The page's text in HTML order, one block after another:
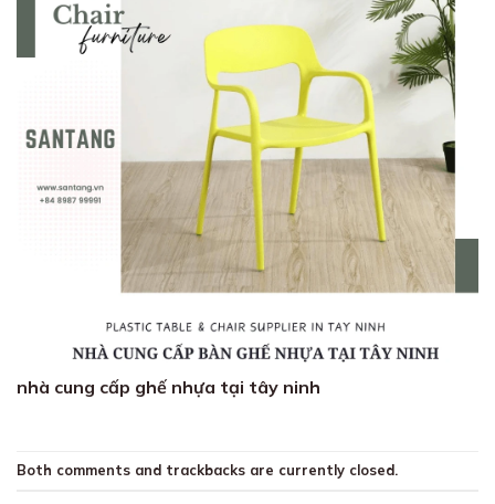
nhà cung cấp ghế nhựa tại tây ninh
Both comments and trackbacks are currently closed.